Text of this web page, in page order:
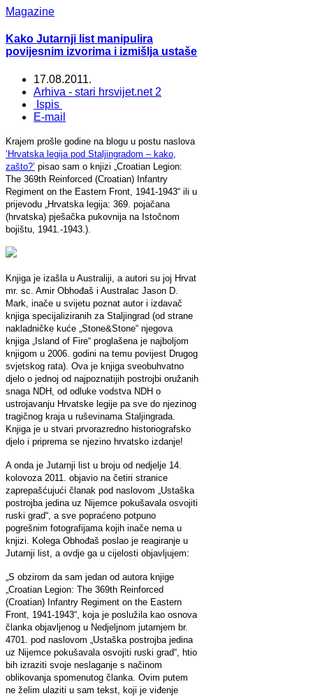
Magazine
Kako Jutarnji list manipulira
povijesnim izvorima i izmišlja ustaše
17.08.2011.
Arhiva - stari hrsvijet.net 2
Ispis
E-mail
Krajem prošle godine na blogu u postu naslova
‘Hrvatska legija pod Staljingradom – kako,
zašto?’ pisao sam o knjizi „Croatian Legion:
The 369th Reinforced (Croatian) Infantry
Regiment on the Eastern Front, 1941-1943“ ili u
prijevodu „Hrvatska legija: 369. pojačana
(hrvatska) pješačka pukovnija na Istočnom
bojištu, 1941.-1943.).
Knjiga je izašla u Australiji, a autori su joj Hrvat
mr. sc. Amir Obhođaš i Australac Jason D.
Mark, inače u svijetu poznat autor i izdavač
knjiga specijaliziranih za Staljingrad (od strane
nakladničke kuće „Stone&Stone“ njegova
knjiga „Island of Fire“ proglašena je najboljom
knjigom u 2006. godini na temu povijest Drugog
svjetskog rata). Ova je knjiga sveobuhvatno
djelo o jednoj od najpoznatijih postrojbi oružanih
snaga NDH, od odluke vodstva NDH o
ustrojavanju Hrvatske legije pa sve do njezinog
tragičnog kraja u ruševinama Staljingrada.
Knjiga je u stvari prvorazredno historiografsko
djelo i priprema se njezino hrvatsko izdanje!
A onda je Jutarnji list u broju od nedjelje 14.
kolovoza 2011. objavio na četiri stranice
zaprepašćujući članak pod naslovom „Ustaška
postrojba jedina uz Nijemce pokušavala osvojiti
ruski grad“, a sve popraćeno potpuno
pogrešnim fotografijama kojih inače nema u
knjizi. Kolega Obhođaš poslao je reagiranje u
Jutarnji list, a ovdje ga u cijelosti objavljujem:
„S obzirom da sam jedan od autora knjige
„Croatian Legion: The 369th Reinforced
(Croatian) Infantry Regiment on the Eastern
Front, 1941-1943“, koja je poslužila kao osnova
članka objavljenog u Nedjeljnom jutarnjem br.
4701. pod naslovom „Ustaška postrojba jedina
uz Nijemce pokušavala osvojiti ruski grad“, htio
bih izraziti svoje neslaganje s načinom
oblikovanja spomenutog članka. Ovim putem
ne želim ulaziti u sam tekst, koji je viđenje